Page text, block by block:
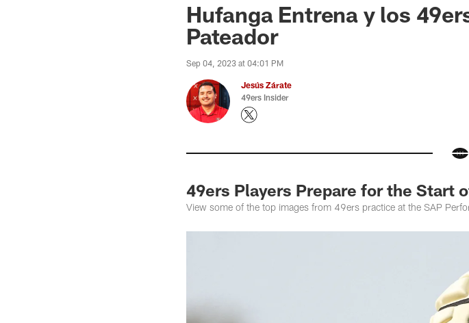
Hufanga Entrena y los
Pateador
Sep 04, 2023 at 04:01 PM
Jesús Zárate
49ers Insider
49ers Players Prepare for the Start
View some of the top images from 49ers practice at the SAP